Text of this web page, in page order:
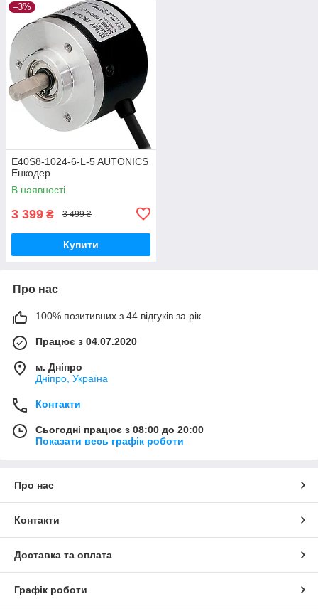
–3%
E40S8-1024-6-L-5 AUTONICS
Енкодер
В наявності
3 399 ₴ 3 499 ₴
Купити
Про нас
100% позитивних з 44 відгуків за рік
Працює з 04.07.2020
м. Дніпро
Дніпро, Україна
Контакти
Сьогодні працює з 08:00 до 20:00
Показати весь графік роботи
Про нас
Контакти
Доставка та оплата
Графік роботи